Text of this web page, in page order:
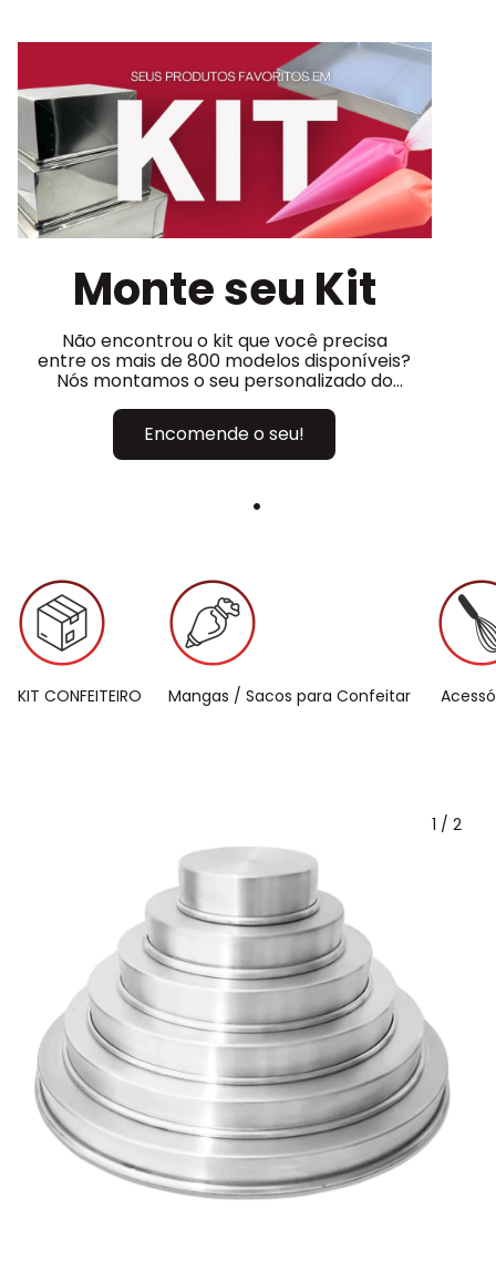
Monte seu Kit
Não encontrou o kit que você precisa
entre os mais de 800 modelos disponíveis?
Nós montamos o seu personalizado do
Encomende o seu!
KIT CONFEITEIRO Mangas / Sacos para Confeitar
1 / 2